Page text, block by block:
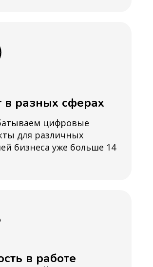
в работе
в разных сферах
цифровые
для различных
бизнеса уже больше 14